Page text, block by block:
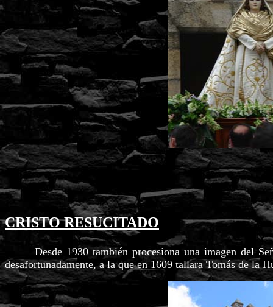
CRISTO RESUCITADO
Desde 1930 también procesiona una imagen del
desafortunadamente, a la que en 1609 tallara Tomás de la